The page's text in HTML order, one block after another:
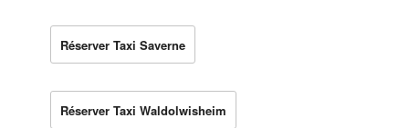
Réserver Taxi Saverne
Réserver Taxi Waldolwisheim